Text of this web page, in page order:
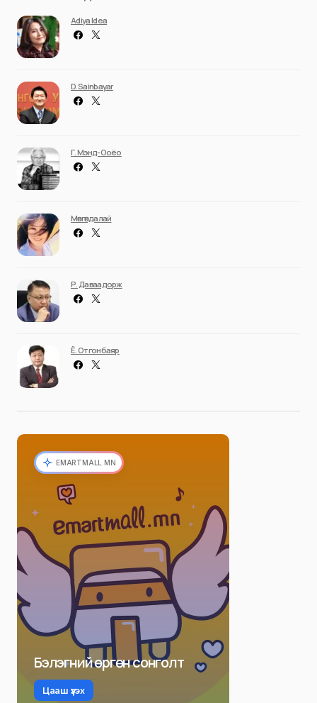
Adiya Idea
D. Sainbayar
Г. Мэнд-Ооёо
Мөнгөндалай
Р. Даваадорж
Ё. Отгонбаяр
EMARTMALL.MN
Бэлэгний өргөн сонголт
Цааш үзэх